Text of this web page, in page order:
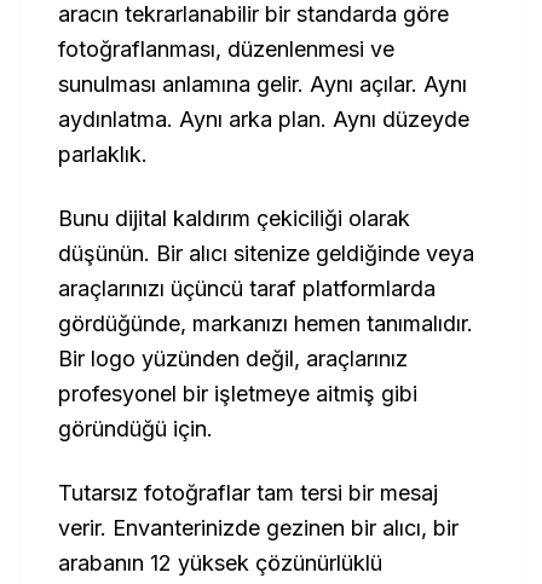
aracın tekrarlanabilir bir standarda göre
fotoğraflanması, düzenlenmesi ve
sunulması anlamına gelir. Aynı açılar. Aynı
aydınlatma. Aynı arka plan. Aynı düzeyde
parlaklık.
Bunu dijital kaldırım çekiciliği olarak
düşünün. Bir alıcı sitenize geldiğinde veya
araçlarınızı üçüncü taraf platformlarda
gördüğünde, markanızı hemen tanımalıdır.
Bir logo yüzünden değil, araçlarınız
profesyonel bir işletmeye aitmiş gibi
göründüğü için.
Tutarsız fotoğraflar tam tersi bir mesaj
verir. Envanterinizde gezinen bir alıcı, bir
arabanın 12 yüksek çözünürlüklü